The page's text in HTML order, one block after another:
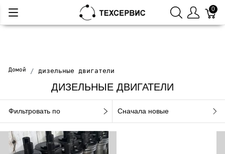
0
Домой дизельные двигатели
ДИЗЕЛЬНЫЕ ДВИГАТЕЛИ
Фильтровать по Сначала новые